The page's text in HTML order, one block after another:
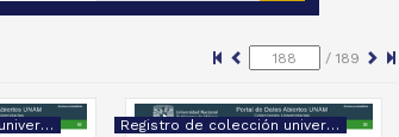
/ 189
Registro de colección universitaria Registro de colección universitaria